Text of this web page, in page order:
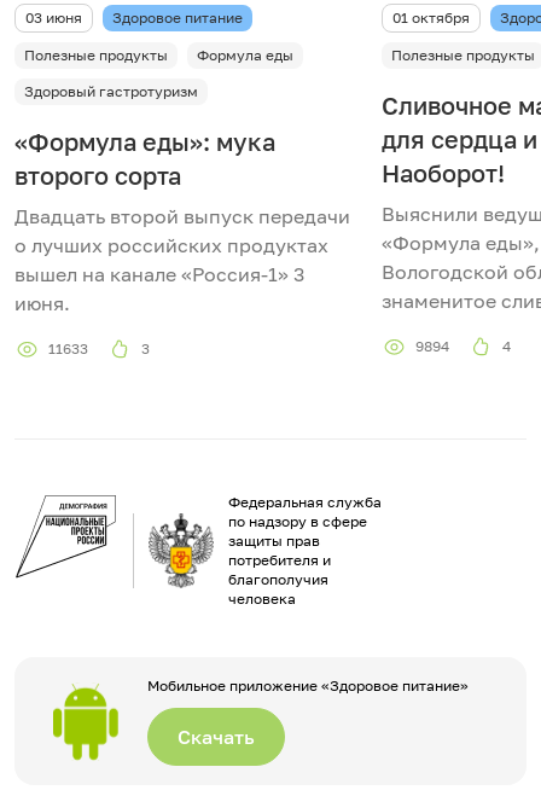
03 июня Здоровое питание
Полезные продукты
Формула еды
Здоровый гастротуризм
«Формула еды»: мука
второго сорта
Двадцать второй выпуск передачи
о лучших российских продуктах
вышел на канале «Россия-1» 3
июня.
11633 3
01 октября
Полезные продукты
Cливочное
для сердца
Наоборот!
Выяснили
«Формула
Вологодской
знаменитое
9894 4
Федеральная служба
по надзору в сфере
защиты прав
потребителя и
благополучия
человека
Мобильное приложение «Здоровое питание»
Скачать